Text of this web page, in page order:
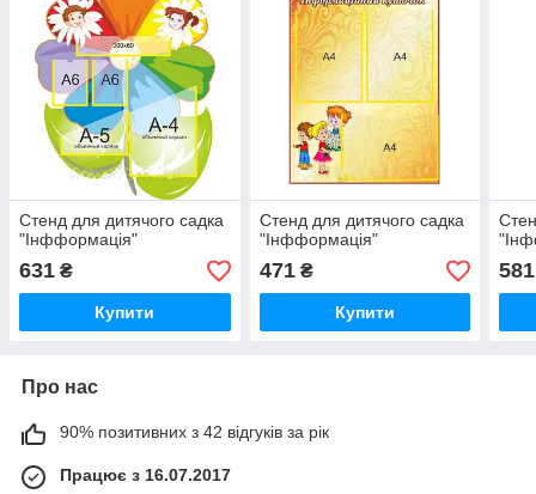
Стенд для дитячого садка
"Інфформація"
631 ₴
Купити
Стенд для дитячого садка
"Інфформація"
471₴
Купити
581
Про нас
90% позитивних з 42 відгуків за рік
Працює з 16.07.2017